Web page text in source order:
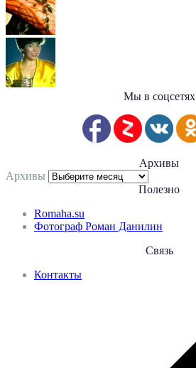
Мы в соцсетях
Архивы
Архивы
Полезно
Romaha.su
Фотограф Роман Данилин
Связь
Контакты